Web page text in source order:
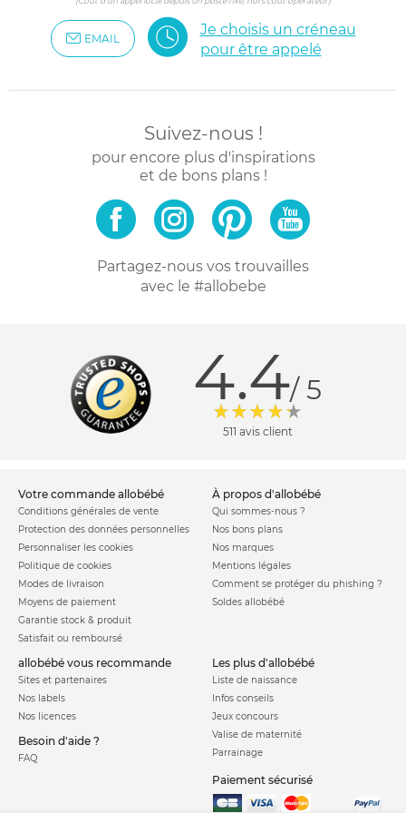
EMAIL
Je choisis un créneau
pour être appelé
Suivez-nous !
pour encore plus d'inspirations
et de bons plans !
Partagez-nous vos trouvailles
avec le #allobebe
4.4/ 5
511 avis client
votre commande allobébé
Conditions générales de vente
Protection des données personnelles
Personnaliser les cookies
Politique de cookies
Modes de livraison
Moyens de paiement
Garantie stock & produit
Satisfait ou remboursé
à propos d'allobébé
Qui sommes-nous ?
Nos bons plans
Nos marques
Mentions légales
Comment se protéger du phishing ?
Soldes allobébé
allobébé vous recommande
Sites et partenaires
Nos labels
Nos licences
Besoin d'aide ?
FAQ
les plus d'allobébé
Liste de naissance
Infos conseils
Jeux concours
Valise de maternité
Parrainage
Paiement sécurisé